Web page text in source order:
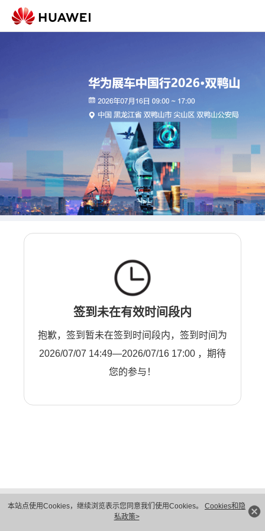
本站点使用Cookies，继续浏览表示您同意我们使用Cookies。 Cookies和隐
私政策>
签到未在有效时间段内
抱歉，签到暂未在签到时间段内，签到时间为
2026/07/07 14:49—2026/07/16 17:00 ，期待
您的参与！
隐私保护
法律声明